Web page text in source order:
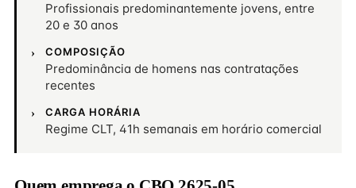
Profissionais predominantemente jovens, entre
20 e 30 anos
COMPOSIÇÃO
Predominância de homens nas contratações
recentes
CARGA HORÁRIA
Regime CLT, 41h semanais em horário comercial